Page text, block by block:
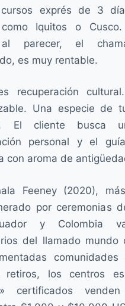
cursos exprés de 3
como Iquitos o
parecer, el
es muy rentable.
recuperación
Una especie de
El cliente busca
personal y el
con aroma de
Feeney (2020),
por ceremonias
y Colombia
del llamado mundo
comunidades
retiros, los centros
certificados